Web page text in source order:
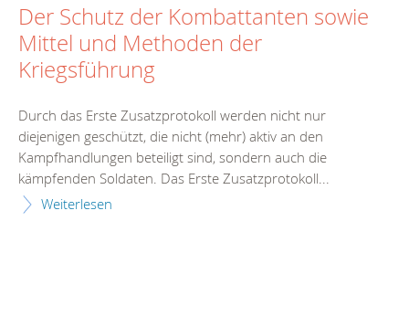
Der Schutz der Kombattanten sowie
Mittel und Methoden der
Kriegsführung
Durch das Erste Zusatzprotokoll werden nicht nur
diejenigen geschützt, die nicht (mehr) aktiv an den
Kampfhandlungen beteiligt sind, sondern auch die
kämpfenden Soldaten. Das Erste Zusatzprotokoll...
Weiterlesen